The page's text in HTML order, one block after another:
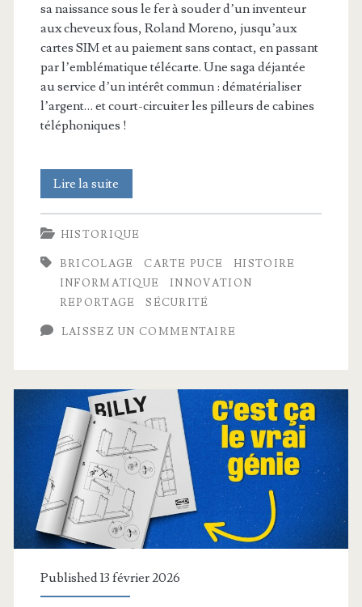
sa naissance sous le fer à souder d’un inventeur
aux cheveux fous, Roland Moreno, jusqu’aux
cartes SIM et au paiement sans contact, en passant
par l’emblématique télécarte. Une saga déjantée
au service d’un intérêt commun : dématérialiser
l’argent… et court-circuiter les pilleurs de cabines
téléphoniques !
Lire la suite
rocambolesque
histoire
de
l’invention
de
carte
à
puce
HISTORIQUE
BRICOLAGE CARTE PUCE
HISTOIRE
INFORMATIQUE
INNOVATION
REPORTAGE
SÉCURITÉ
LAISSEZ UN COMMENTAIRE
Published 13 février 2026